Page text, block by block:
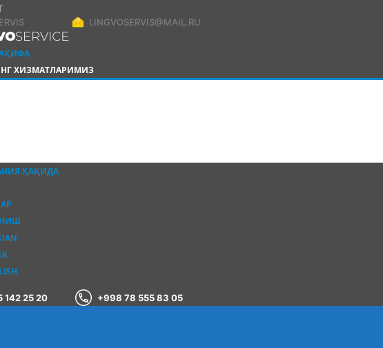
LINGVOSERVIS@MAIL.RU
ХИЗМАТЛАРИМИЗ
ҲАҚИДА
142 25 20 +998 78 555 83 05